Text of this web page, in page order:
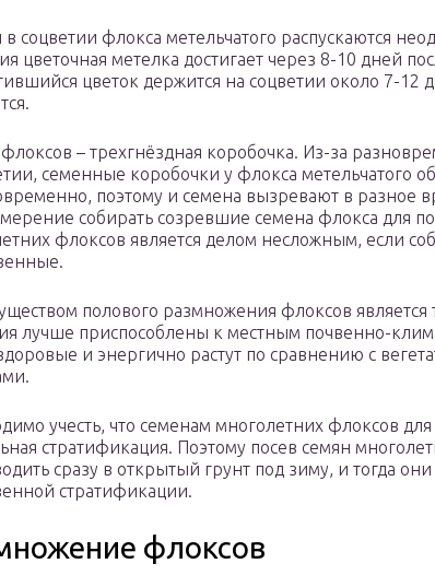
в соцветии флокса метельчатого распускаются
цветочная метелка достигает через 8-10 дней
цветок держится на соцветии около 7-12
– трехгнёздная коробочка. Из-за
семенные коробочки у флокса метельчатого
поэтому и семена вызревают в разное
собирать созревшие семена флокса для
флоксов является делом несложным, если
полового размножения флоксов
лучше приспособлены к местным почвенно-
и энергично растут по сравнению с
учесть, что семенам многолетних флоксов
стратификация. Поэтому посев семян
сразу в открытый грунт под зиму, и тогда
стратификации.
флоксов